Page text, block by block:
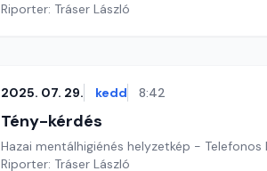
Riporter: Tráser László
2025. 07. 29. kedd 8:42
Tény-kérdés
Hazai mentálhigiénés helyzetkép -
Riporter: Tráser László